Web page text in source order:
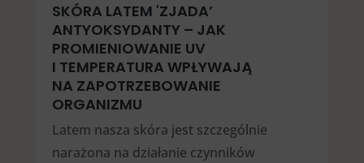
SKÓRA LATEM 'ZJADA’
ANTYOKSYDANTY – JAK
PROMIENIOWANIE UV
I TEMPERATURA WPŁYWAJĄ
NA ZAPOTRZEBOWANIE
ORGANIZMU
Latem nasza skóra jest szczególnie
narażona na działanie czynników